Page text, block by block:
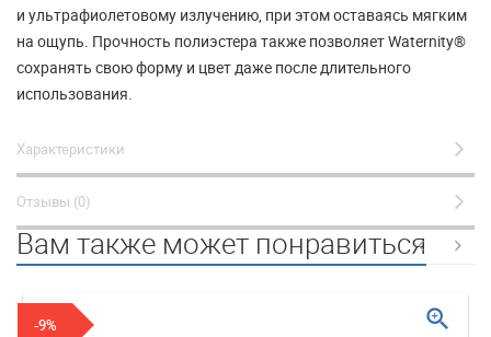
и ультрафиолетовому излучению, при этом оставаясь мягким
на ощупь. Прочность полиэстера также позволяет Waternity®
сохранять свою форму и цвет даже после длительного
использования.
Характеристики
Отзывы (0)
Вам также может понравиться
-9% zoom_in